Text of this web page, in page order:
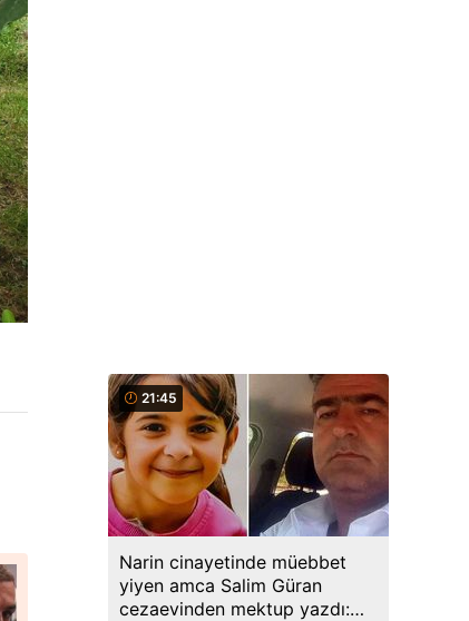
21:45
Narin cinayetinde müebbet
yiyen amca Salim Güran
cezaevinden mektup yazdı: